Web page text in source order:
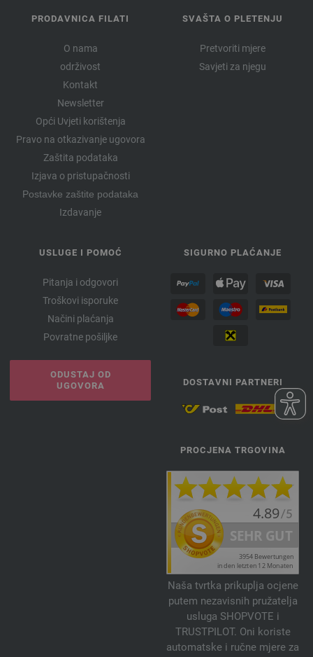
PRODAVNICA FILATI
O nama
održivost
Kontakt
Newsletter
Opći Uvjeti korištenja
Pravo na otkazivanje ugovora
Zaštita podataka
Izjava o pristupačnosti
Postavke zaštite podataka
Izdavanje
SVAŠTA O PLETENJU
Pretvoriti mjere
Savjeti za njegu
USLUGE I POMOĆ
Pitanja i odgovori
Troškovi isporuke
Načini plaćanja
Povratne pošiljke
ODUSTAJ OD
UGOVORA
SIGURNO PLAĆANJE
DOSTAVNI PARTNERI
PROCJENA TRGOVINA
Naša tvrtka prikuplja ocjene
putem nezavisnih pružatelja
usluga SHOPVOTE i
TRUSTPILOT. Oni koriste
automatske i ručne mjere za